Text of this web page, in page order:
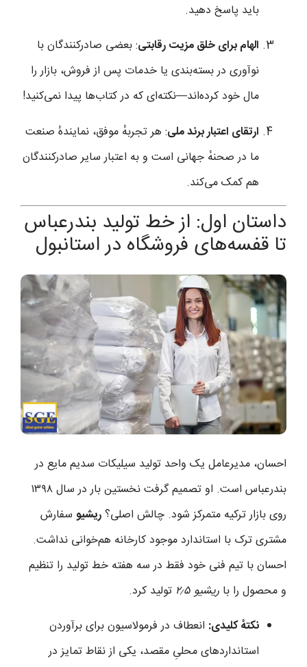
باید پاسخ دهید.
الهام برای خلق مزیت رقابتی: بعضی صادرکنندگان با
نوآوری در بسته‌بندی یا خدمات پس از فروش، بازار را
مال خود کرده‌اند—نکته‌ای که در کتاب‌ها پیدا نمی‌کنید!
ارتقای اعتبار برند ملی: هر تجربهٔ موفق، نمایندهٔ صنعت
ما در صحنهٔ جهانی است و به اعتبار سایر صادرکنندگان
هم کمک می‌کند.
داستان اول: از خط تولید بندرعباس
تا قفسه‌های فروشگاه در استانبول
احسان، مدیرعامل یک واحد تولید سیلیکات سدیم مایع در
بندرعباس است. او تصمیم گرفت نخستین بار در سال ۱۳۹۸
روی بازار ترکیه متمرکز شود. چالش اصلی؟ریشیو سفارش
مشتری ترک با استاندارد موجود کارخانه هم‌خوانی نداشت.
احسان با تیم فنی خود فقط در سه هفته خط تولید را تنظیم
و محصول را با ریشیو ۲٫۵
تولید کرد.
نکتهٔ کلیدی: انعطاف در فرمولاسیون برای برآوردن
استانداردهای محلیِ مقصد، یکی از نقاط تمایز در